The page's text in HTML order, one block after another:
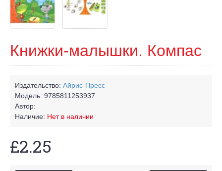
Книжки-малышки. Компас
Издательство: Айрис-Пресс
Модель: 9785811253937
Автор:
Наличие: Нет в наличии
£2.25